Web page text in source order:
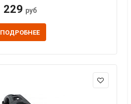
229 руб
ПОДРОБНЕЕ